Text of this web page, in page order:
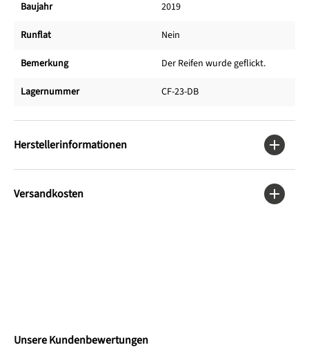
Baujahr 2019
Runflat Nein
Bemerkung Der Reifen wurde geflickt.
Lagernummer CF-23-DB
Herstellerinformationen
Versandkosten
Unsere Kundenbewertungen